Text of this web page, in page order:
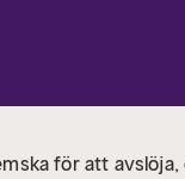
för att